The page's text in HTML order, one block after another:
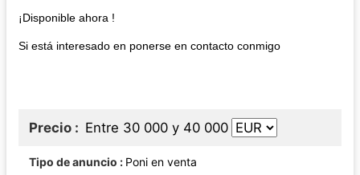
¡Disponible ahora !
Si está interesado en ponerse en contacto conmigo
Precio Entre 30 000 y 40 000
Tipo de anuncio Poni en venta